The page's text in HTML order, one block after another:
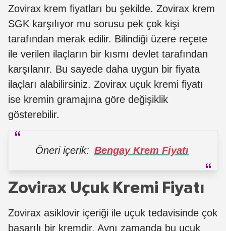
Zovirax krem fiyatları bu şekilde. Zovirax krem
SGK karşılıyor mu sorusu pek çok kişi
tarafından merak edilir. Bilindiği üzere reçete
ile verilen ilaçların bir kısmı devlet tarafından
karşılanır. Bu sayede daha uygun bir fiyata
ilaçları alabilirsiniz. Zovirax uçuk kremi fiyatı
ise kremin gramajına göre değişiklik
gösterebilir.
Öneri içerik: Bengay Krem Fiyatı
Zovirax Uçuk Kremi Fiyatı
Zovirax asiklovir içeriği ile uçuk tedavisinde çok
başarılı bir kremdir. Aynı zamanda bu uçuk